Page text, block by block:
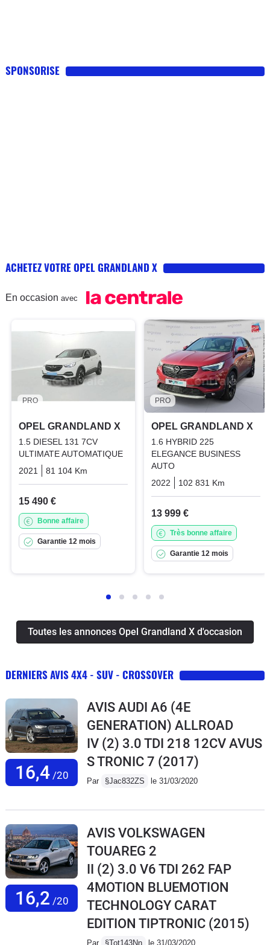
SPONSORISE
ACHETEZ VOTRE OPEL GRANDLAND X
En occasion avec
PRO
OPEL GRANDLAND X
1.5 DIESEL 131 7CV
ULTIMATE AUTOMATIQUE
2021
81 104 Km Diesel
15 490 €
Bonne affaire
Garantie 12 mois
PRO
OPEL GRANDLAND X
1.6 HYBRID 225
ELEGANCE BUSINESS
AUTO
2022
102 831 Km
13 999 €
Très bonne affaire
Garantie 12 mois
Toutes les annonces Opel Grandland X d'occasion
DERNIERS AVIS 4X4 - SUV - CROSSOVER
16,4/20
AVIS AUDI A6 (4E
GENERATION) ALLROAD
IV (2) 3.0 TDI 218 12CV AVUS
S TRONIC 7 (2017)
Par §Jac832ZS le 31/03/2020
16,2 /20
AVIS VOLKSWAGEN
TOUAREG 2
II (2) 3.0 V6 TDI 262 FAP
4MOTION BLUEMOTION
TECHNOLOGY CARAT
EDITION TIPTRONIC (2015)
Par §Tot143Nn le 31/03/2020